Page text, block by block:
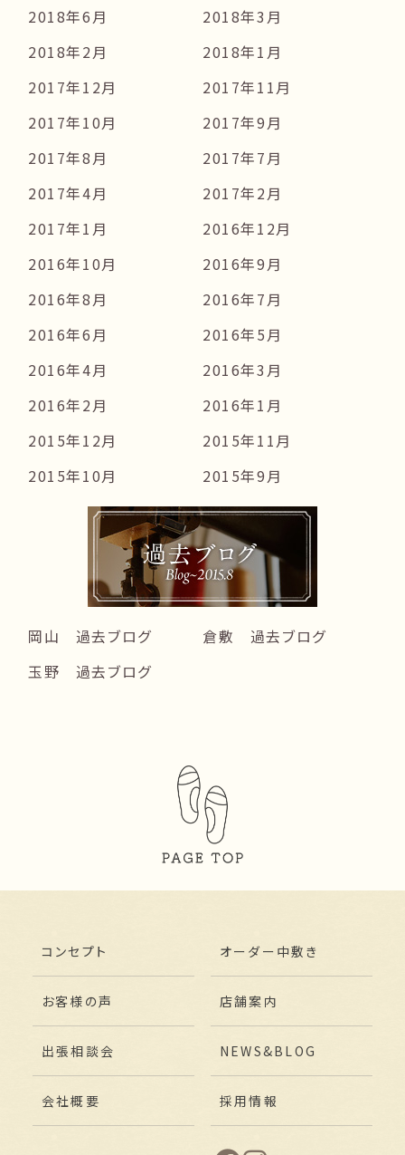
2018年6月
2018年3月
2018年2月
2018年1月
2017年12月
2017年11月
2017年10月
2017年9月
2017年8月
2017年7月
2017年4月
2017年2月
2017年1月
2016年12月
2016年10月
2016年9月
2016年8月
2016年7月
2016年6月
2016年5月
2016年4月
2016年3月
2016年2月
2016年1月
2015年12月
2015年11月
2015年10月
2015年9月
岡山 過去ブログ
倉敷 過去ブログ
玉野 過去ブログ
コンセプト オーダー中敷き
お客様の声 店舗案内
出張相談会 NEWS&BLOG
会社概要 採用情報